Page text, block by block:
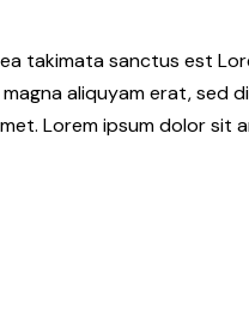
takimata sanctus est
aliquyam erat, sed
Lorem ipsum dolor sit